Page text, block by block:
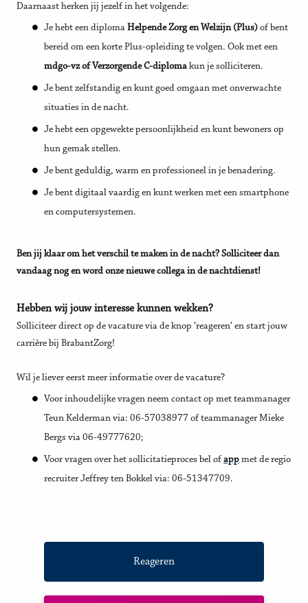
Daarnaast herken jij jezelf in het volgende:
Je hebt een diploma Helpende Zorg en Welzijn (Plus) of bent
bereid om een korte Plus-opleiding te volgen. Ook met een
mdgo-vz of Verzorgende C-diploma kun je solliciteren.
Je bent zelfstandig en kunt goed omgaan met onverwachte
situaties in de nacht.
Je hebt een opgewekte persoonlijkheid en kunt bewoners op
hun gemak stellen.
Je bent geduldig, warm en professioneel in je benadering.
Je bent digitaal vaardig en kunt werken met een smartphone
en computersystemen.
Ben jij klaar om het verschil te maken in de nacht? Solliciteer dan
vandaag nog en word onze nieuwe collega in de nachtdienst!
Hebben wij jouw interesse kunnen wekken?
Solliciteer direct op de vacature via de knop ‘reageren’ en start jouw
carrière bij BrabantZorg!
Wil je liever eerst meer informatie over de vacature?
Voor inhoudelijke vragen neem contact op met teammanager
Teun Kelderman via: 06-57038977 of teammanager Mieke
Bergs via 06-49777620;
Voor vragen over het sollicitatieproces bel ofapp met de regio
recruiter Jeffrey ten Bokkel via: 06-51347709.
Reageren